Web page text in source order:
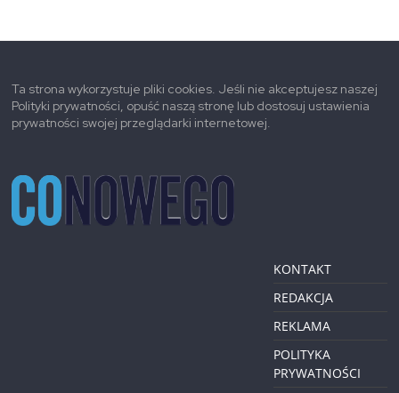
Ta strona wykorzystuje pliki cookies. Jeśli nie akceptujesz naszej
Polityki prywatności, opuść naszą stronę lub dostosuj ustawienia
prywatności swojej przeglądarki internetowej.
KONTAKT
REDAKCJA
REKLAMA
POLITYKA
PRYWATNOŚCI